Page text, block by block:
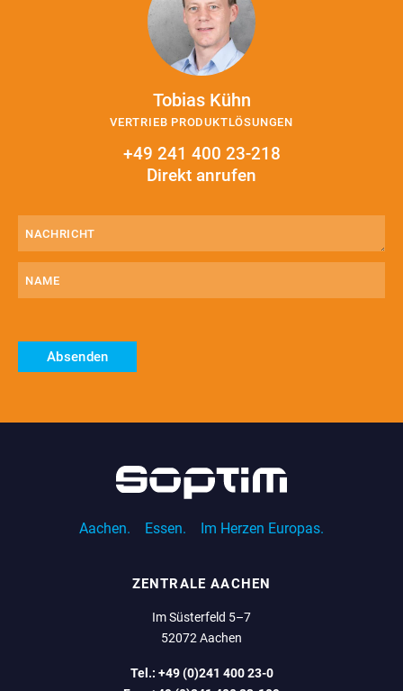
Tobias Kühn
VERTRIEB PRODUKTLÖSUNGEN
+49 241 400 23-218
Direkt anrufen
Absenden
Aachen. Essen. Im Herzen Europas.
ZENTRALE AACHEN
Im Süsterfeld 5–7
52072 Aachen
Tel.: +49 (0)241 400 23-0